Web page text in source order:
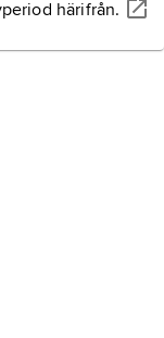
härifrån.